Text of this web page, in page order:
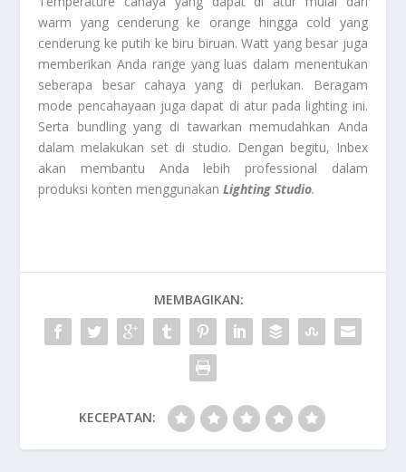
warm yang cenderung ke orange hingga cold yang
cenderung ke putih ke biru biruan. Watt yang besar juga
memberikan Anda range yang luas dalam menentukan
seberapa besar cahaya yang di perlukan. Beragam
mode pencahayaan juga dapat di atur pada lighting ini.
Serta bundling yang di tawarkan memudahkan Anda
dalam melakukan set di studio. Dengan begitu, Inbex
akan membantu Anda lebih professional dalam
produksi konten menggunakanLighting Studio.
MEMBAGIKAN:
KECEPATAN: